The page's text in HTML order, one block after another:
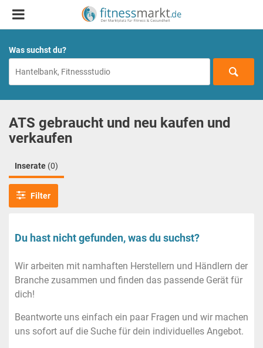
Was suchst du?
ATS gebraucht und neu kaufen und
verkaufen
Inserate (0)
Filter
Du hast nicht gefunden, was du suchst?
Wir arbeiten mit namhaften Herstellern und Händlern der
Branche zusammen und finden das passende Gerät für
dich!
Beantworte uns einfach ein paar Fragen und wir machen
uns sofort auf die Suche für dein individuelles Angebot.